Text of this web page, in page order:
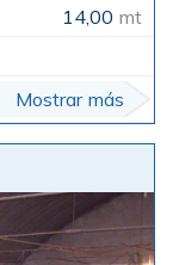
14,00 mt
Mostrar más